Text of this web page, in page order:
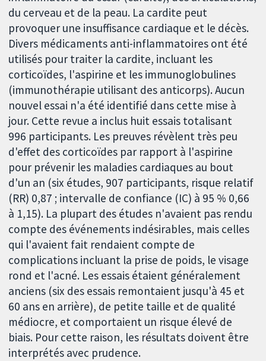
du cerveau et de la peau. La cardite peut
provoquer une insuffisance cardiaque et le décès.
Divers médicaments anti-inflammatoires ont été
utilisés pour traiter la cardite, incluant les
corticoïdes, l'aspirine et les immunoglobulines
(immunothérapie utilisant des anticorps). Aucun
nouvel essai n'a été identifié dans cette mise à
jour. Cette revue a inclus huit essais totalisant
996 participants. Les preuves révèlent très peu
d'effet des corticoïdes par rapport à l'aspirine
pour prévenir les maladies cardiaques au bout
d'un an (six études, 907 participants, risque relatif
(RR) 0,87 ; intervalle de confiance (IC) à 95 % 0,66
à 1,15). La plupart des études n'avaient pas rendu
compte des événements indésirables, mais celles
qui l'avaient fait rendaient compte de
complications incluant la prise de poids, le visage
rond et l'acné. Les essais étaient généralement
anciens (six des essais remontaient jusqu'à 45 et
60 ans en arrière), de petite taille et de qualité
médiocre, et comportaient un risque élevé de
biais. Pour cette raison, les résultats doivent être
interprétés avec prudence.